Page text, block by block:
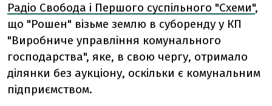
Радіо Свобода і Першого суспільного "Схеми",
що "Рошен" візьме землю в суборенду у КП
"Виробниче управління комунального
господарства", яке, в свою чергу, отримало
ділянки без аукціону, оскільки є комунальним
підприємством.